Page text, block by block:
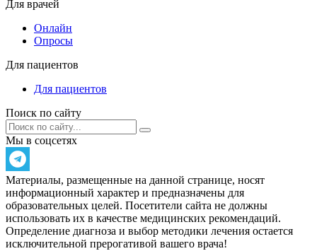
Для врачей
Онлайн
Опросы
Для пациентов
Для пациентов
Поиск по сайту
Мы в соцсетях
Материалы, размещенные на данной странице, носят
информационный характер и предназначены для
образовательных целей. Посетители сайта не должны
использовать их в качестве медицинских рекомендаций.
Определение диагноза и выбор методики лечения остается
исключительной прерогативой вашего врача!